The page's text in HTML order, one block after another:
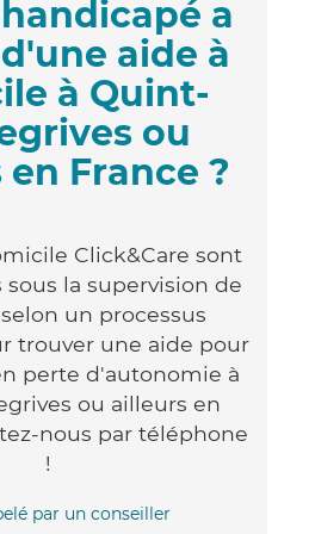
a
aide à
à Quint-
ou
France ?
Click&Care sont
la supervision de
un processus
trouver une aide pour
perte d'autonomie à
ou ailleurs en
nous par téléphone
!
par un conseiller